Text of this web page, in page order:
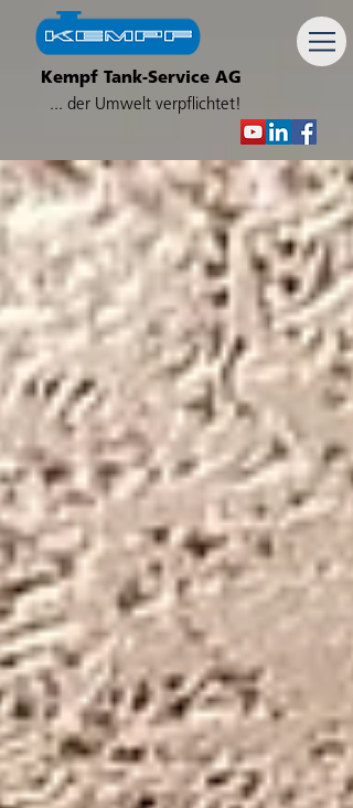
Kempf Tank-Service AG
... der Umwelt verpflichtet!